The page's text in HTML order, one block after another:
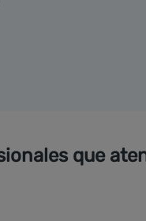
que